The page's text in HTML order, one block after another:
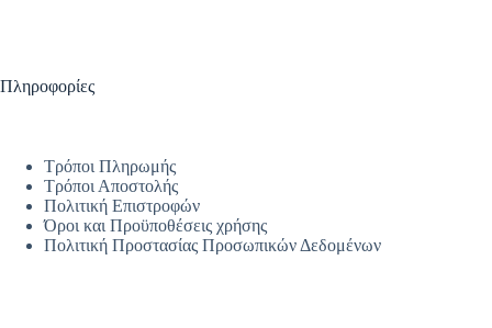
Πληροφορίες
Τρόποι Πληρωμής
Τρόποι Αποστολής
Πολιτική Επιστροφών
Όροι και Προϋποθέσεις χρήσης
Πολιτική Προστασίας Προσωπικών Δεδομένων